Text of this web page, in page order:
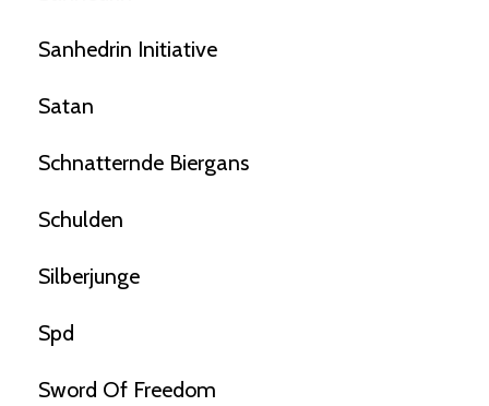
Sanhedrin Initiative
Satan
Schnatternde Biergans
Schulden
Silberjunge
Spd
Sword Of Freedom